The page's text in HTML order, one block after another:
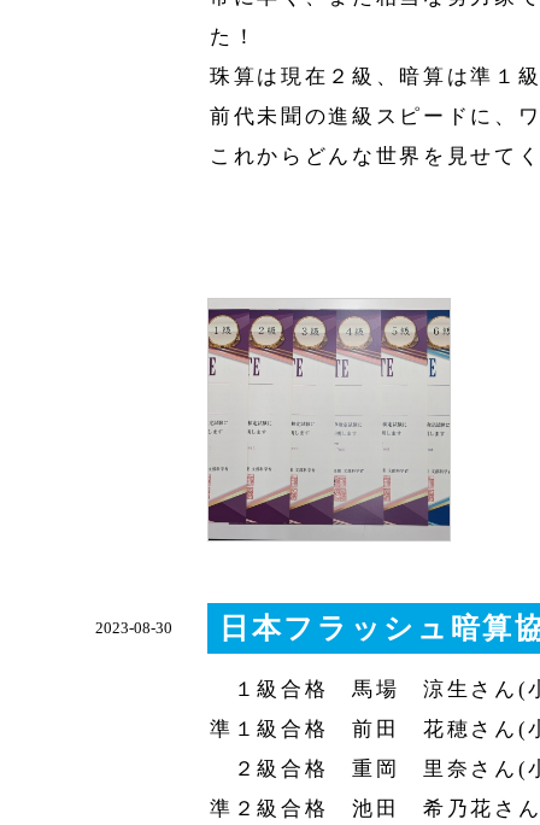
た！
珠算は現在２級、暗算は準１
前代未聞の進級スピードに、
これからどんな世界を見せて
2023-08-30 日本フラッシュ暗算
１級合格 馬場 涼生さん(
準１級合格 前田 花穂さん(
２級合格 重岡 里奈さん(
準２級合格 池田 希乃花さ